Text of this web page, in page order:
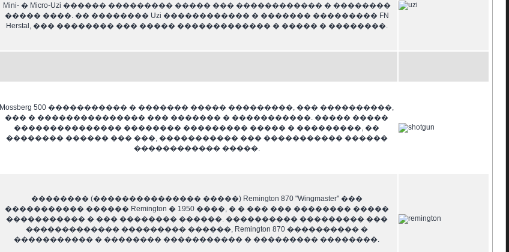
Mini- � Micro-Uzi ������ ��������� ����� ��� ������������ � ��������
����� ����. �� �������� Uzi ������������ � ������� ��������� FN
Herstal, ��� �������� ��� ����� ������������� � ����� � ��������.
Mossberg 500 ����������� � ������� ����� ���������, ��� ����������,
��� � ��������������� ��� ������� � �����������. ����� �����
��������������� �������� ��������� ����� � ���������, ��
�������� ������ ��� ���, ����������� ��� ����������� ������
������������ �����.
�������� (��������������� �����) Remington 870 "Wingmaster" ���
����������� ������ Remington � 1950 ����, � � ��� ��� �������� �����
����������� � ��� �������� ������. ���������� ��������� ���
������������� ��������� ������, Remington 870 ���������� �
����������� � �������� ����������� � ��������� ��������.